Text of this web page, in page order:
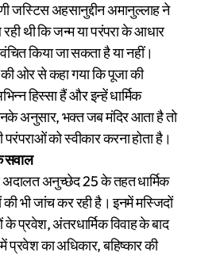
जस्टिस अहसानुद्दीन अमानुल्लाह ने
थी कि जन्म या परंपरा के आधार
किया जा सकता है या नहीं।
ओर से कहा गया कि पूजा की
हिस्सा हैं और इन्हें धार्मिक
अनुसार, भक्त जब मंदिर आता है तो
को स्वीकार करना होता है।
सवाल
अनुच्छेद 25 के तहत धार्मिक
भी जांच कर रही है। इनमें मस्जिदों
प्रवेश, अंतरधार्मिक विवाह के बाद
प्रवेश का अधिकार, बहिष्कार की